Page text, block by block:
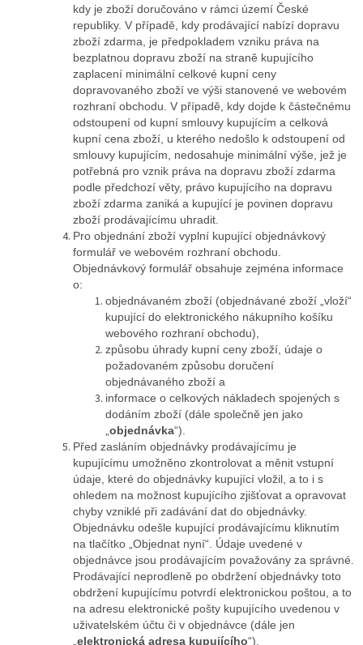
kdy je zboží doručováno v rámci území České
republiky. V případě, kdy prodávající nabízí dopravu
zboží zdarma, je předpokladem vzniku práva na
bezplatnou dopravu zboží na straně kupujícího
zaplacení minimální celkové kupní ceny
dopravovaného zboží ve výši stanovené ve webovém
rozhraní obchodu. V případě, kdy dojde k částečnému
odstoupení od kupní smlouvy kupujícím a celková
kupní cena zboží, u kterého nedošlo k odstoupení od
smlouvy kupujícím, nedosahuje minimální výše, jež je
potřebná pro vznik práva na dopravu zboží zdarma
podle předchozí věty, právo kupujícího na dopravu
zboží zdarma zaniká a kupující je povinen dopravu
zboží prodávajícímu uhradit.
Pro objednání zboží vyplní kupující objednávkový
formulář ve webovém rozhraní obchodu.
Objednávkový formulář obsahuje zejména informace
o:
objednávaném zboží (objednávané zboží „vloží“
kupující do elektronického nákupního košíku
webového rozhraní obchodu),
způsobu úhrady kupní ceny zboží, údaje o
požadovaném způsobu doručení
objednávaného zboží a
informace o celkových nákladech spojených s
dodáním zboží (dále společně jen jako
objednávka“).
Před zasláním objednávky prodávajícímu je
kupujícímu umožněno zkontrolovat a měnit vstupní
údaje, které do objednávky kupující vložil, a to i s
ohledem na možnost kupujícího zjišťovat a opravovat
chyby vzniklé při zadávání dat do objednávky.
Objednávku odešle kupující prodávajícímu kliknutím
na tlačítko „Objednat nyní“. Údaje uvedené v
objednávce jsou prodávajícím považovány za správné.
Prodávající neprodleně po obdržení objednávky toto
obdržení kupujícímu potvrdí elektronickou poštou, a to
na adresu elektronické pošty kupujícího uvedenou v
uživatelském účtu či v objednávce (dále jen
elektronická adresa kupujícího“).